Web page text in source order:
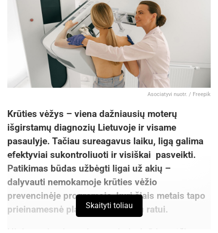
Asociatyvi nuotr. / Freepik
Krūties vėžys – viena dažniausių moterų
išgirstamų diagnozių Lietuvoje ir visame
pasaulyje. Tačiau sureagavus laiku, ligą galima
efektyviai sukontroliuoti ir visiškai pasveikti.
Patikimas būdas užbėgti ligai už akių –
dalyvauti nemokamoje krūties vėžio
prevencinėje programoje, kuri šiais metais tapo
prieinamesnė platesniam moterų ratui.
Skaityti toliau